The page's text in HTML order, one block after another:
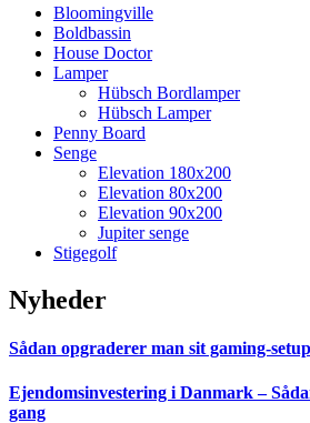
Bloomingville
Boldbassin
House Doctor
Lamper
Hübsch Bordlamper
Hübsch Lamper
Penny Board
Senge
Elevation 180x200
Elevation 80x200
Elevation 90x200
Jupiter senge
Stigegolf
Nyheder
Sådan opgraderer man sit gaming-
Ejendomsinvestering i Danmark –
gang